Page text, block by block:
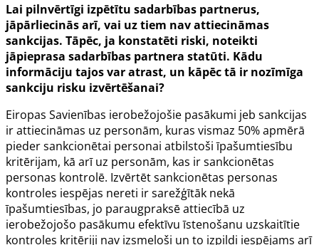
Lai pilnvērtīgi izpētītu sadarbības partnerus,
jāpārliecinās arī, vai uz tiem nav attiecināmas
sankcijas. Tāpēc, ja konstatēti riski, noteikti
jāpieprasa sadarbības partnera statūti. Kādu
informāciju tajos var atrast, un kāpēc tā ir nozīmīga
sankciju risku izvērtēšanai?
Eiropas Savienības ierobežojošie pasākumi jeb sankcijas
ir attiecināmas uz personām, kuras vismaz 50% apmērā
pieder sankcionētai personai atbilstoši īpašumtiesību
kritērijam, kā arī uz personām, kas ir sankcionētas
personas kontrolē. Izvērtēt sankcionētas personas
kontroles iespējas nereti ir sarežģītāk nekā
īpašumtiesības, jo paraugpraksē attiecībā uz
ierobežojošo pasākumu efektīvu īstenošanu uzskaitītie
kontroles kritēriji nav izsmeļoši un to izpildi iespējams arī